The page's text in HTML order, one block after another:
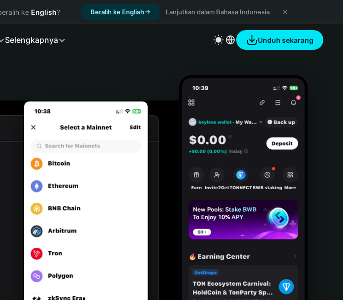
ke English? Beralih ke English Lanjutkan dalam Bahasa Indonesia
Selengkapnya Unduh sekarang